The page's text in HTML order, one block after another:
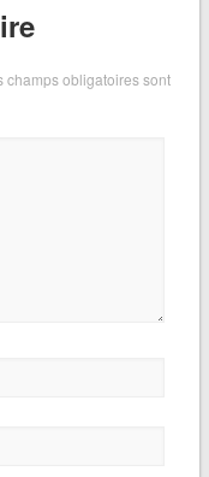
champs obligatoires sont